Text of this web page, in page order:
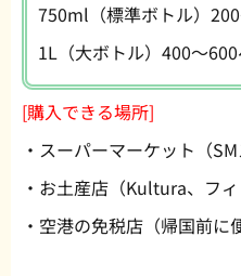
750ml（標準ボトル）
1L（大ボトル）400〜600
[購入できる場所]
・スーパーマーケット（
・お土産店（Kultura、フ
・空港の免税店（帰国前に